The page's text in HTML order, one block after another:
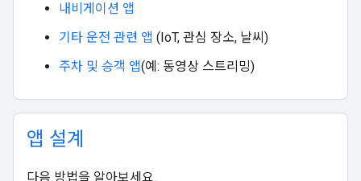
내비게이션 앱
기타 운전 관련 앱 (IoT, 관심 장소, 날씨)
주차 및 승객 앱(예: 동영상 스트리밍)
앱 설계
다음 방법을 알아보세요.